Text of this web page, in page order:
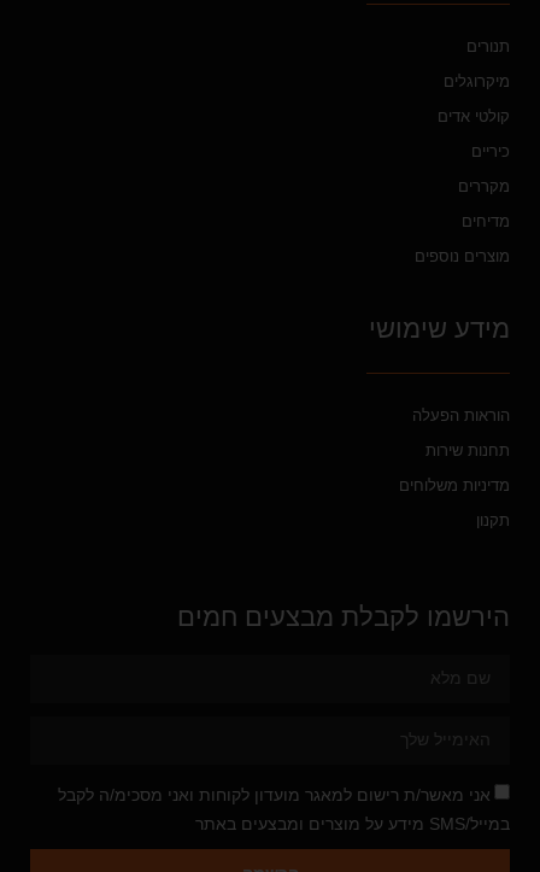
תנורים
מיקרוגלים
קולטי אדים
כיריים
מקררים
מדיחים
מוצרים נוספים
מידע שימושי
הוראות הפעלה
תחנות שירות
מדיניות משלוחים
תקנון
הירשמו לקבלת מבצעים חמים
אני מאשר/ת רישום למאגר מועדון לקוחות ואני מסכימ/ה לקבל
במייל/SMS מידע על מוצרים ומבצעים באתר